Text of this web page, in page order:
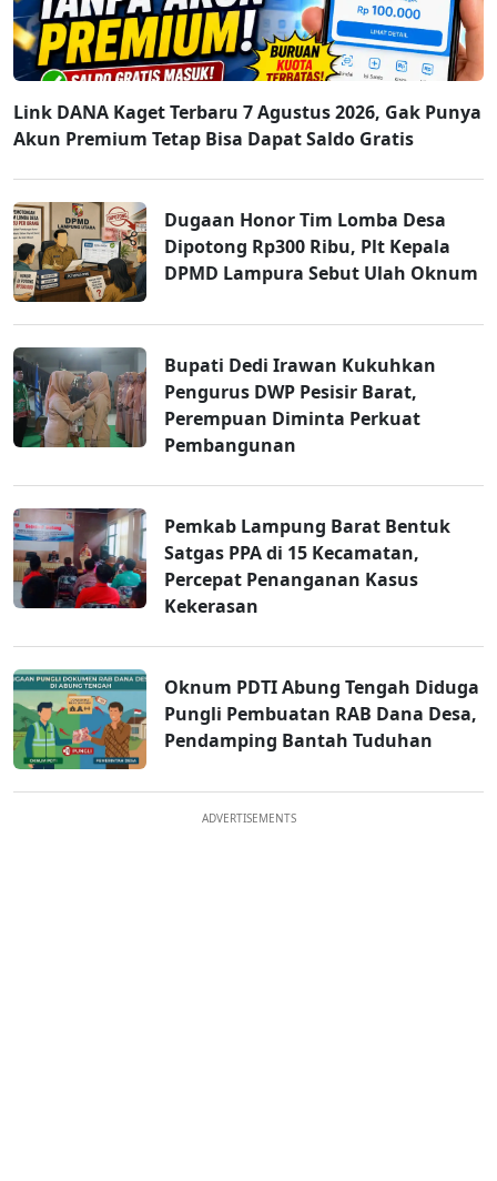
Link DANA Kaget Terbaru 7 Agustus 2026, Gak Punya
Akun Premium Tetap Bisa Dapat Saldo Gratis
Dugaan Honor Tim Lomba Desa
Dipotong Rp300 Ribu, Plt Kepala
DPMD Lampura Sebut Ulah Oknum
Bupati Dedi Irawan Kukuhkan
Pengurus DWP Pesisir Barat,
Perempuan Diminta Perkuat
Pembangunan
Pemkab Lampung Barat Bentuk
Satgas PPA di 15 Kecamatan,
Percepat Penanganan Kasus
Kekerasan
Oknum PDTI Abung Tengah Diduga
Pungli Pembuatan RAB Dana Desa,
Pendamping Bantah Tuduhan
ADVERTISEMENTS